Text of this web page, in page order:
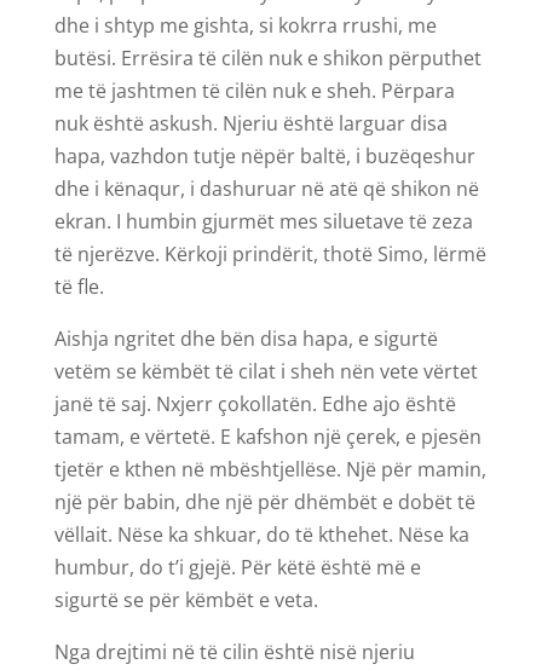
dhe i shtyp me gishta, si kokrra rrushi, me
butësi. Errësira të cilën nuk e shikon përputhet
me të jashtmen të cilën nuk e sheh. Përpara
nuk është askush. Njeriu është larguar disa
hapa, vazhdon tutje nëpër baltë, i buzëqeshur
dhe i kënaqur, i dashuruar në atë që shikon në
ekran. I humbin gjurmët mes siluetave të zeza
të njerëzve. Kërkoji prindërit, thotë Simo, lërmë
të fle.
Aishja ngritet dhe bën disa hapa, e sigurtë
vetëm se këmbët të cilat i sheh nën vete vërtet
janë të saj. Nxjerr çokollatën. Edhe ajo është
tamam, e vërtetë. E kafshon një çerek, e pjesën
tjetër e kthen në mbështjellëse. Një për mamin,
një për babin, dhe një për dhëmbët e dobët të
vëllait. Nëse ka shkuar, do të kthehet. Nëse ka
humbur, do t’i gjejë. Për këtë është më e
sigurtë se për këmbët e veta.
Nga drejtimi në të cilin është nisë njeriu